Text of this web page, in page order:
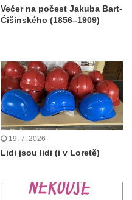
Večer na počest Jakuba Bart-
Ćišinského (1856–1909)
19. 7. 2026
Lidi jsou lidi (i v Loretě)